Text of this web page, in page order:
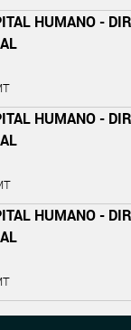
HUMANO -
HUMANO -
HUMANO -